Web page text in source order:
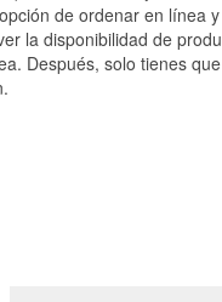
de ordenar en línea
la disponibilidad de
Después, solo tienes